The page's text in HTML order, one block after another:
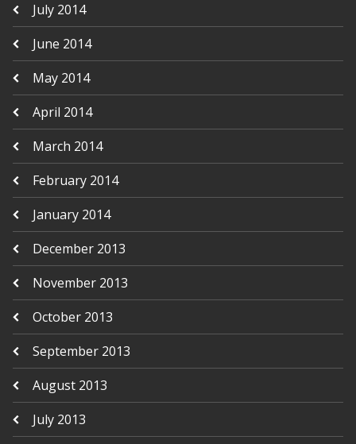
July 2014
June 2014
May 2014
April 2014
March 2014
February 2014
January 2014
December 2013
November 2013
October 2013
September 2013
August 2013
July 2013